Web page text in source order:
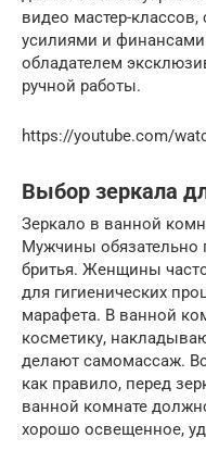
видео мастер-
усилиями и
обладателем
ручной работы.
https://youtube.com/
Выбор зеркала
Зеркало в ванной
Мужчины обязательно
бритья. Женщины
для гигиенических
марафета. В ванной
косметику,
делают самомассаж.
как правило, перед
ванной комнате
хорошо освещенное,